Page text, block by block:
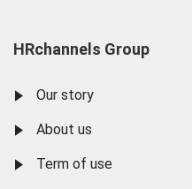
HRchannels Group
Our story
About us
Term of use